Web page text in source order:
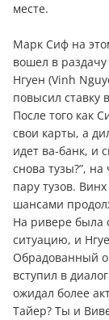
месте.
Марк Сиф на
вошел в
Нгуен (Vinh
повысил ставку
После того как
свои карты, а
идет ва-банк, и
снова тузы?”,
пару тузов.
шансами
На ривере была
ситуацию, и
Обрадованный
вступил в
ожидал более
Тайер? Ты и